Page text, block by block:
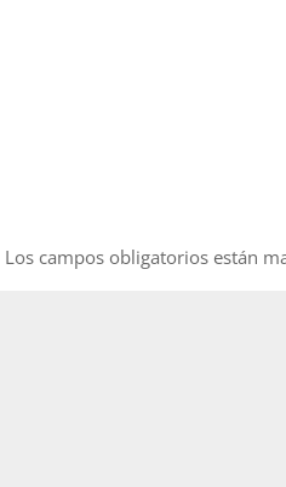
Los campos obligatorios están